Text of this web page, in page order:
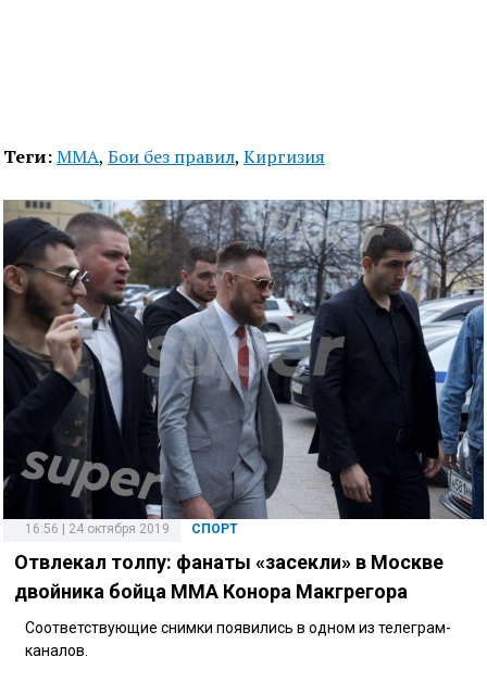
Теги:MMA, Бои без правил, Киргизия
16:56 | 24 октября 2019 СПОРТ
Отвлекал толпу: фанаты «засекли» в Москве
двойника бойца ММА Конора Макгрегора
Соответствующие снимки появились в одном из телеграм-
каналов.